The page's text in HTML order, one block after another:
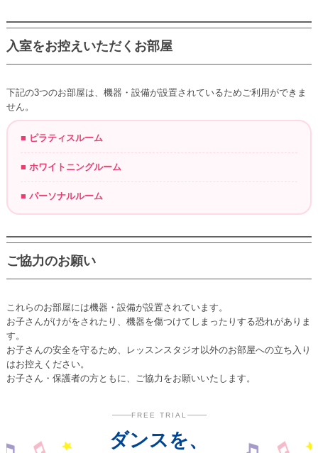
入室をお控えいただくお部屋
下記の3つのお部屋は、機器・設備が設置されているためご利用ができま
せん。
■ ピラティスルーム
■ ホワイトニングルーム
■ パーソナルルーム
ご協力のお願い
これらのお部屋には機器・設備が設置されています。
お子さんがけがをされたり、機器を傷つけてしまったりする恐れがありま
す。
お子さんの安全を守るため、レッスンスタジオ以外のお部屋への立ち入り
はお控えください。
お子さん・保護者の方ともに、ご協力をお願いいたします。
FREE TRIAL
ダンスを、